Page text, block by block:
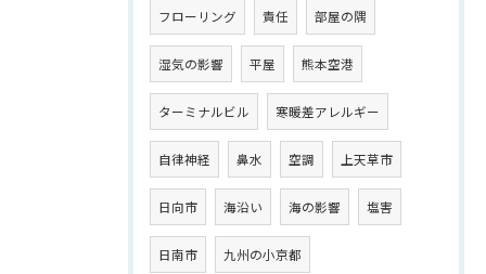
フローリング 責任 部屋の隅
湿気の影響 平屋 熊本空港
ターミナルビル 寒暖差アレルギー
自律神経 鼻水 空調 上天草市
日向市 海沿い 海の影響 塩害
日南市 九州の小京都